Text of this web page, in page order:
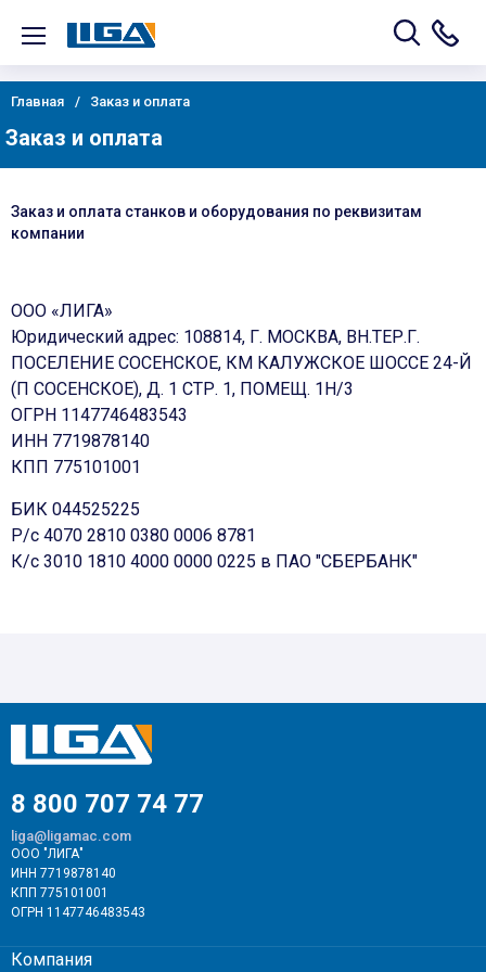
Главная Заказ и оплата
Заказ и оплата
Заказ и оплата станков и оборудования по реквизитам
компании
ООО «ЛИГА»
Юридический адрес: 108814, Г. МОСКВА, ВН.ТЕР.Г.
ПОСЕЛЕНИЕ СОСЕНСКОЕ, КМ КАЛУЖСКОЕ ШОССЕ 24-Й
(П СОСЕНСКОЕ), Д. 1 СТР. 1, ПОМЕЩ. 1Н/3
ОГРН 1147746483543
ИНН 7719878140
КПП 775101001
БИК 044525225
Р/с 4070 2810 0380 0006 8781
К/с 3010 1810 4000 0000 0225 в ПАО "СБЕРБАНК"
8 800 707 74 77
liga@ligamac.com
ООО "ЛИГА"
ИНН 7719878140
КПП 775101001
ОГРН 1147746483543
Компания